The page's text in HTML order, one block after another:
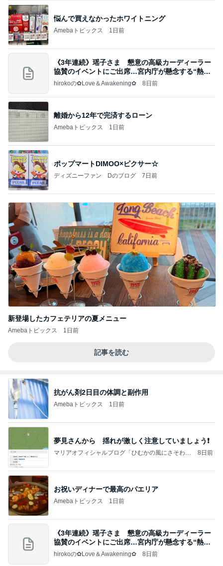
悩んで買えなかったホワイトニング
Amebaトピックス 1日前
《3年連続》瑶子さま 懇意の高級カーディーラー
協賛のイベントにご出席…宮内庁が懸念する“熱心
すぎ
hirokoの✿Love＆Awakening✿ 8日前
離婚から12年で完済するローン
Amebaトピックス 1日前
ポップマートDIMOO×ピクサー☆
ディズニーファン Dのブログ 7日前
新登場したカフェテリアの夏メニュー
Amebaトピックス 1日前
記事を読む
抗がん剤2日目の体調と副作用
Amebaトピックス 1日前
夢見さんから 揺れが激しく注意していましょう❗️
マリアオフィシャルブログ「ひむかの風にさそわれ
8日前
お祝いディナーで最高のパエリア
Amebaトピックス 1日前
《3年連続》瑶子さま 懇意の高級カーディーラー
協賛のイベントにご出席…宮内庁が懸念する“熱心
すぎ
hirokoの✿Love＆Awakening✿ 8日前